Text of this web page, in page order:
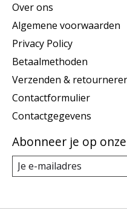
Over ons
Algemene voorwaarden
Privacy Policy
Betaalmethoden
Verzenden &
Contactformulier
Contactgegevens
Abonneer je op